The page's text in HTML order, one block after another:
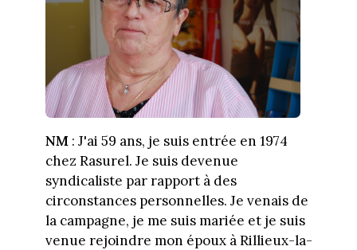
NM: J'ai 59 ans, je suis entrée en 1974
chez Rasurel. Je suis devenue
syndicaliste par rapport à des
circonstances personnelles. Je venais de
la campagne, je me suis mariée et je suis
venue rejoindre mon époux à Rillieux-la-